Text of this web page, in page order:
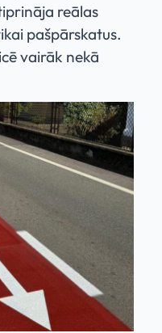
reālas
pašpārskatus.
vairāk nekā